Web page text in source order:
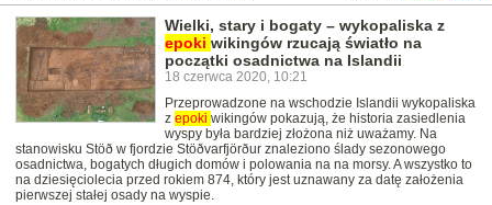
Wielki, stary i bogaty – wykopaliska z
epoki wikingów rzucają światło na
początki osadnictwa na Islandii
18 czerwca 2020, 10:21
Przeprowadzone na wschodzie Islandii wykopaliska
z epoki wikingów pokazują, że historia zasiedlenia
wyspy była bardziej złożona niż uważamy. Na
stanowisku Stöð w fjordzie Stöðvarfjörður znaleziono ślady sezonowego
osadnictwa, bogatych długich domów i polowania na na morsy. A wszystko to
na dziesięciolecia przed rokiem 874, który jest uznawany za datę założenia
pierwszej stałej osady na wyspie.